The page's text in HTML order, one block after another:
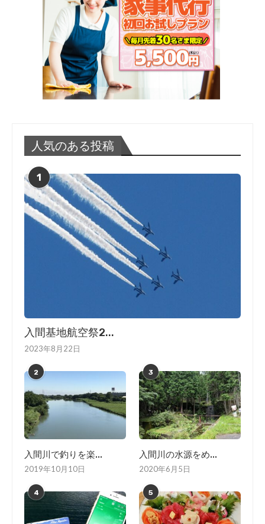
人気のある投稿
1
入間基地航空祭2...
2023年8月22日
2
入間川で釣りを楽...
2019年10月10日
3
入間川の水源をめ...
2020年6月5日
4 5